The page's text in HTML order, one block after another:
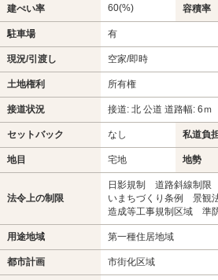
建ぺい率 60(%) 容積率
駐車場 有
現況/引渡し 空家/即時
土地権利 所有権
接道状況 接道: 北 公道 道路幅: 6ｍ
セットバック なし 私道負
地目 宅地 地勢
法令上の制限
日影規制 道路斜線制
いまちづくり条例 景
造成等工事規制区域 準
用途地域 第一種住居地域
都市計画 市街化区域